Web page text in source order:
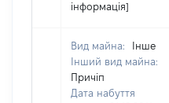
інформація]
Вид майна:
Інше
Інший вид майна:
Причіп
Дата набуття